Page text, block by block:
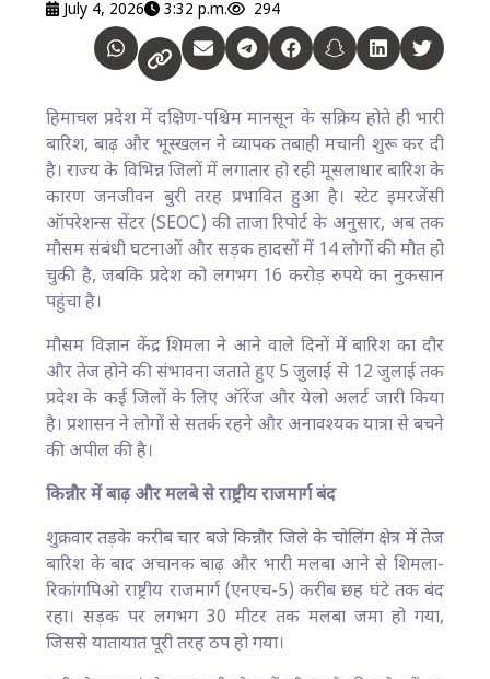
July 4, 2026 3:32 p.m. 294
हिमाचल प्रदेश में दक्षिण-पश्चिम मानसून के सक्रिय होते ही भारी
बारिश, बाढ़ और भूस्खलन ने व्यापक तबाही मचानी शुरू कर दी
है। राज्य के विभिन्न जिलों में लगातार हो रही मूसलाधार बारिश के
कारण जनजीवन बुरी तरह प्रभावित हुआ है। स्टेट इमरजेंसी
ऑपरेशन्स सेंटर (SEOC) की ताजा रिपोर्ट के अनुसार, अब तक
मौसम संबंधी घटनाओं और सड़क हादसों में 14 लोगों की मौत हो
चुकी है, जबकि प्रदेश को लगभग 16 करोड़ रुपये का नुकसान
पहुंचा है।
मौसम विज्ञान केंद्र शिमला ने आने वाले दिनों में बारिश का दौर
और तेज होने की संभावना जताते हुए 5 जुलाई से 12 जुलाई तक
प्रदेश के कई जिलों के लिए ऑरेंज और येलो अलर्ट जारी किया
है। प्रशासन ने लोगों से सतर्क रहने और अनावश्यक यात्रा से बचने
की अपील की है।
किन्नौर में बाढ़ और मलबे से राष्ट्रीय राजमार्ग बंद
शुक्रवार तड़के करीब चार बजे किन्नौर जिले के चोलिंग क्षेत्र में तेज
बारिश के बाद अचानक बाढ़ और भारी मलबा आने से शिमला-
रिकांगपिओ राष्ट्रीय राजमार्ग (एनएच-5) करीब छह घंटे तक बंद
रहा। सड़क पर लगभग 30 मीटर तक मलबा जमा हो गया,
जिससे यातायात पूरी तरह ठप हो गया।